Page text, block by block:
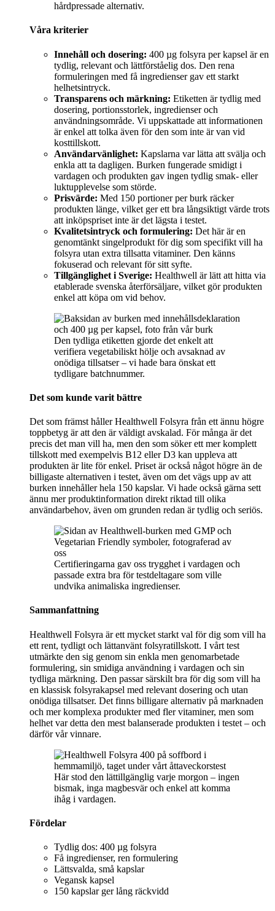
hårdpressade alternativ.
Våra kriterier
Innehåll och dosering: 400 µg folsyra per kapsel är en
tydlig, relevant och lättförståelig dos. Den rena
formuleringen med få ingredienser gav ett starkt
helhetsintryck.
Transparens och märkning: Etiketten är tydlig med
dosering, portionsstorlek, ingredienser och
användningsområde. Vi uppskattade att informationen
är enkel att tolka även för den som inte är van vid
kosttillskott.
Användarvänlighet: Kapslarna var lätta att svälja och
enkla att ta dagligen. Burken fungerade smidigt i
vardagen och produkten gav ingen tydlig smak- eller
luktupplevelse som störde.
Prisvärde: Med 150 portioner per burk räcker
produkten länge, vilket ger ett bra långsiktigt värde trots
att inköpspriset inte är det lägsta i testet.
Kvalitetsintryck och formulering: Det här är en
genomtänkt singelprodukt för dig som specifikt vill ha
folsyra utan extra tillsatta vitaminer. Den känns
fokuserad och relevant för sitt syfte.
Tillgänglighet i Sverige: Healthwell är lätt att hitta via
etablerade svenska återförsäljare, vilket gör produkten
enkel att köpa om vid behov.
Den tydliga etiketten gjorde det enkelt att
verifiera vegetabiliskt hölje och avsaknad av
onödiga tillsatser – vi hade bara önskat ett
tydligare batchnummer.
Det som kunde varit bättre
Det som främst håller Healthwell Folsyra från ett ännu högre
toppbetyg är att den är väldigt avskalad. För många är det
precis det man vill ha, men den som söker ett mer komplett
tillskott med exempelvis B12 eller D3 kan uppleva att
produkten är lite för enkel. Priset är också något högre än de
billigaste alternativen i testet, även om det vägs upp av att
burken innehåller hela 150 kapslar. Vi hade också gärna sett
ännu mer produktinformation direkt riktad till olika
användarbehov, även om grunden redan är tydlig och seriös.
Certifieringarna gav oss trygghet i vardagen och
passade extra bra för testdeltagare som ville
undvika animaliska ingredienser.
Sammanfattning
Healthwell Folsyra är ett mycket starkt val för dig som vill ha
ett rent, tydligt och lättanvänt folsyratillskott. I vårt test
utmärkte den sig genom sin enkla men genomarbetade
formulering, sin smidiga användning i vardagen och sin
tydliga märkning. Den passar särskilt bra för dig som vill ha
en klassisk folsyrakapsel med relevant dosering och utan
onödiga tillsatser. Det finns billigare alternativ på marknaden
och mer komplexa produkter med fler vitaminer, men som
helhet var detta den mest balanserade produkten i testet – och
därför vår vinnare.
Här stod den lättillgänglig varje morgon – ingen
bismak, inga magbesvär och enkel att komma
ihåg i vardagen.
Fördelar
Tydlig dos: 400 µg folsyra
Få ingredienser, ren formulering
Lättsvalda, små kapslar
Vegansk kapsel
150 kapslar ger lång räckvidd